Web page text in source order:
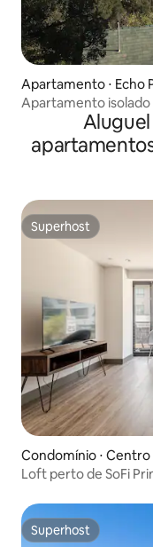
Apartamento ⋅ Echo
Apartamento isolado
Superhost
Superhost
Condomínio ⋅
Loft perto de SoFi
Superhost
Superhost